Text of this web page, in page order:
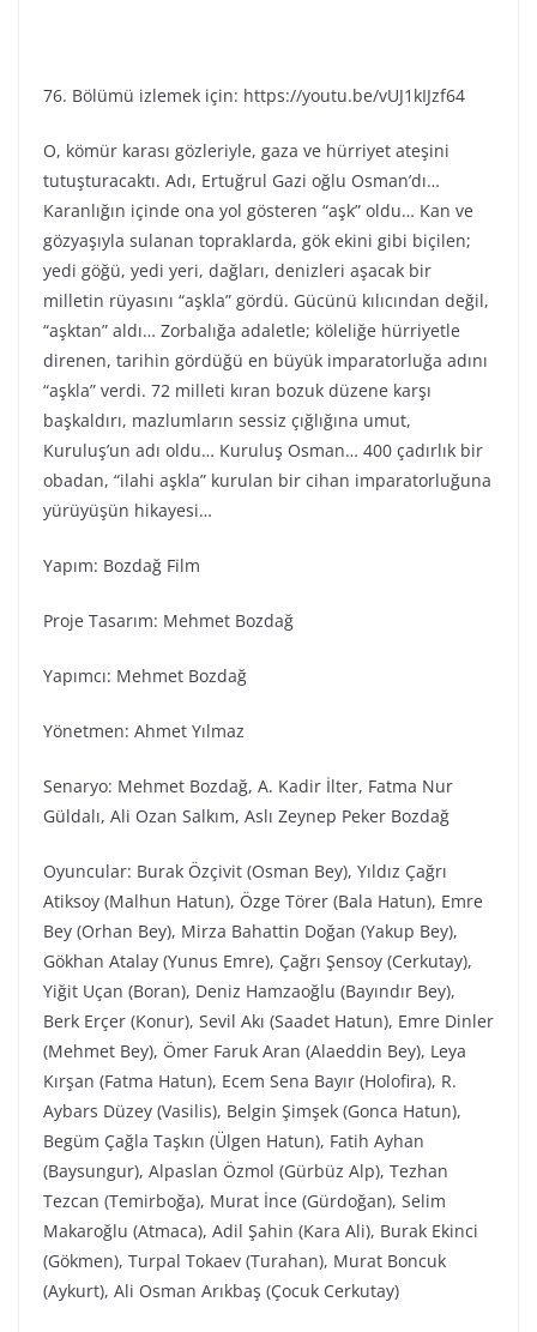
76. Bölümü izlemek için: https://youtu.be/vUJ1kIJzf64
O, kömür karası gözleriyle, gaza ve hürriyet ateşini
tutuşturacaktı. Adı, Ertuğrul Gazi oğlu Osman’dı…
Karanlığın içinde ona yol gösteren “aşk” oldu… Kan ve
gözyaşıyla sulanan topraklarda, gök ekini gibi biçilen;
yedi göğü, yedi yeri, dağları, denizleri aşacak bir
milletin rüyasını “aşkla” gördü. Gücünü kılıcından değil,
“aşktan” aldı… Zorbalığa adaletle; köleliğe hürriyetle
direnen, tarihin gördüğü en büyük imparatorluğa adını
“aşkla” verdi. 72 milleti kıran bozuk düzene karşı
başkaldırı, mazlumların sessiz çığlığına umut,
Kuruluş’un adı oldu… Kuruluş Osman… 400 çadırlık bir
obadan, “ilahi aşkla” kurulan bir cihan imparatorluğuna
yürüyüşün hikayesi…
Yapım: Bozdağ Fi̇lm
Proje Tasarım: Mehmet Bozdağ
Yapımcı: Mehmet Bozdağ
Yönetmen: Ahmet Yılmaz
Senaryo: Mehmet Bozdağ, A. Kadir İlter, Fatma Nur
Güldalı, Ali Ozan Salkım, Aslı Zeynep Peker Bozdağ
Oyuncular: Burak Özçivit (Osman Bey), Yıldız Çağrı
Atiksoy (Malhun Hatun), Özge Törer (Bala Hatun), Emre
Bey (Orhan Bey), Mirza Bahattin Doğan (Yakup Bey),
Gökhan Atalay (Yunus Emre), Çağrı Şensoy (Cerkutay),
Yiğit Uçan (Boran), Deniz Hamzaoğlu (Bayındır Bey),
Berk Erçer (Konur), Sevil Akı (Saadet Hatun), Emre Dinler
(Mehmet Bey), Ömer Faruk Aran (Alaeddin Bey), Leya
Kırşan (Fatma Hatun), Ecem Sena Bayır (Holofira), R.
Aybars Düzey (Vasilis), Belgin Şimşek (Gonca Hatun),
Begüm Çağla Taşkın (Ülgen Hatun), Fatih Ayhan
(Baysungur), Alpaslan Özmol (Gürbüz Alp), Tezhan
Tezcan (Temirboğa), Murat İnce (Gürdoğan), Selim
Makaroğlu (Atmaca), Adil Şahin (Kara Ali), Burak Ekinci
(Gökmen), Turpal Tokaev (Turahan), Murat Boncuk
(Aykurt), Ali Osman Arıkbaş (Çocuk Cerkutay)